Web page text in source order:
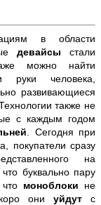
в области
девайсы стали
можно найти
руки человека,
развивающиеся
Технологии также не
с каждым годом
. Сегодня при
покупатели сразу
на
буквально пару
моноблоки не
они уйдут с